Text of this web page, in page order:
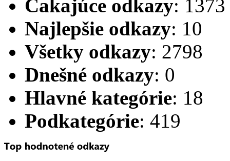
Čakajúce odkazy: 1373
Najlepšie odkazy: 10
Všetky odkazy: 2798
Dnešné odkazy: 0
Hlavné kategórie: 18
Podkategórie: 419